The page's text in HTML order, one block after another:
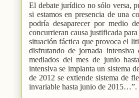
El debate jurídico no sólo versa,
si estamos en presencia de una
podría desaparecer por medio
concurrieran causa justificada
situación fáctica que provoca el
disfrutando de jornada
mediados del mes de junio
intensiva se implanta un sistema
de 2012 se extiende sistema de
invariable hasta junio de 2015…”.